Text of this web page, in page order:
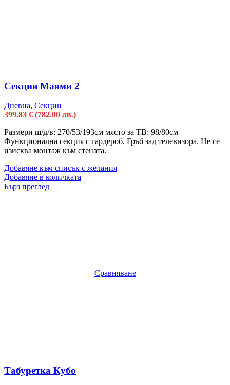
Секция Маями 2
Дневна, Секции
399.83 € (782.00 лв.)
Размери ш/д/в: 270/53/193см място за ТВ: 98/80см
Функционална секция с гардероб. Гръб зад телевизора. Не се
изисква монтаж към стената.
Добавяне към списък с желания
Добавяне в количката
Бърз преглед
Сравняване
Табуретка Кубо